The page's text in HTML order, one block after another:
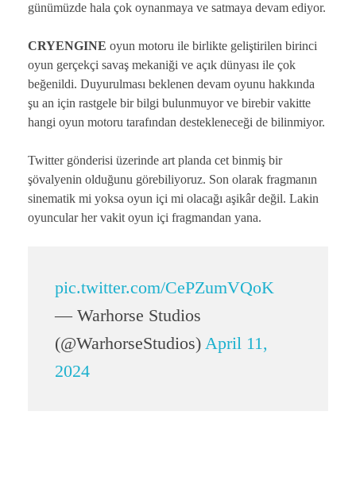
günümüzde hala çok oynanmaya ve satmaya devam ediyor.
CRYENGINE oyun motoru ile birlikte geliştirilen birinci
oyun gerçekçi savaş mekaniği ve açık dünyası ile çok
beğenildi. Duyurulması beklenen devam oyunu hakkında
şu an için rastgele bir bilgi bulunmuyor ve birebir vakitte
hangi oyun motoru tarafından destekleneceği de bilinmiyor.
Twitter gönderisi üzerinde art planda cet binmiş bir
şövalyenin olduğunu görebiliyoruz. Son olarak fragmanın
sinematik mi yoksa oyun içi mi olacağı aşikâr değil. Lakin
oyuncular her vakit oyun içi fragmandan yana.
pic.twitter.com/CePZumVQoK
— Warhorse Studios
(@WarhorseStudios) April 11,
2024